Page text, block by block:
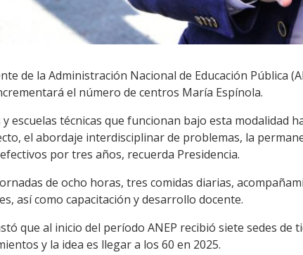
de la Administración Nacional de Educación Pública
el número de centros María Espínola.
y escuelas técnicas que funcionan bajo esta
el abordaje interdisciplinar de problemas, la
por tres años, recuerda Presidencia.
de ocho horas, tres comidas diarias,
así como capacitación y desarrollo docente.
que al inicio del período ANEP recibió siete sedes de
y la idea es llegar a los 60 en 2025.